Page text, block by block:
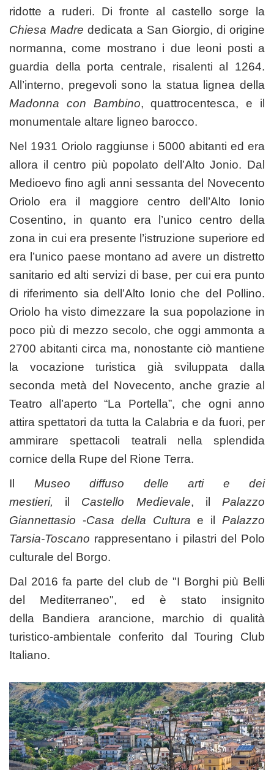
ridotte a ruderi. Di fronte al castello sorge la
Chiesa Madre dedicata a San Giorgio, di origine
normanna, come mostrano i due leoni posti a
guardia della porta centrale, risalenti al 1264.
All’interno, pregevoli sono la statua lignea della
Madonna con Bambino, quattrocentesca, e il
monumentale altare ligneo barocco.
Nel 1931 Oriolo raggiunse i 5000 abitanti ed era
allora il centro più popolato dell’Alto Jonio. Dal
Medioevo fino agli anni sessanta del Novecento
Oriolo era il maggiore centro dell’Alto Ionio
Cosentino, in quanto era l’unico centro della
zona in cui era presente l’istruzione superiore ed
era l’unico paese montano ad avere un distretto
sanitario ed alti servizi di base, per cui era punto
di riferimento sia dell’Alto Ionio che del Pollino.
Oriolo ha visto dimezzare la sua popolazione in
poco più di mezzo secolo, che oggi ammonta a
2700 abitanti circa ma, nonostante ciò mantiene
la vocazione turistica già sviluppata dalla
seconda metà del Novecento, anche grazie al
Teatro all’aperto “La Portella”, che ogni anno
attira spettatori da tutta la Calabria e da fuori, per
ammirare spettacoli teatrali nella splendida
cornice della Rupe del Rione Terra.
Il Museo diffuso delle arti e dei
mestieri, il Castello Medievale, ilPalazzo
Giannettasio -Casa della Cultura e ilPalazzo
Tarsia-Toscano rappresentano i pilastri del Polo
culturale del Borgo.
Dal 2016 fa parte del club de "I Borghi più Belli
del Mediterraneo", ed è stato insignito
della Bandiera arancione, marchio di qualità
turistico-ambientale conferito dal Touring Club
Italiano.